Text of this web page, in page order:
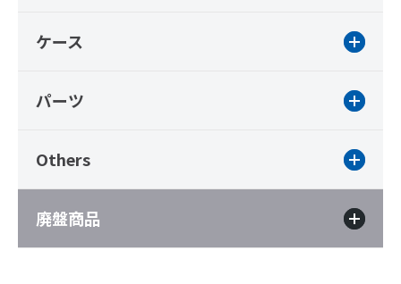
ケース
パーツ
Others
廃盤商品